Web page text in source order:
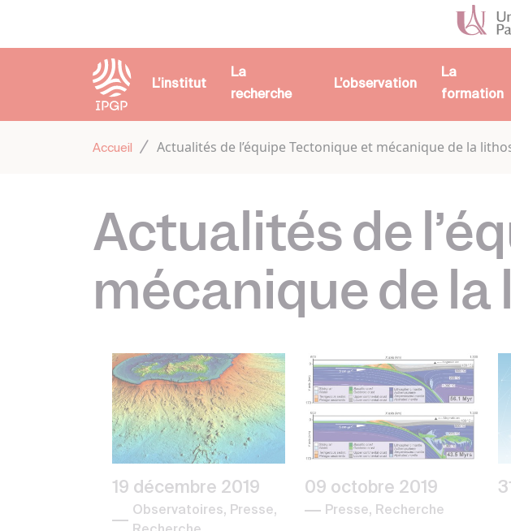
L’institut
La
recherche
L’observation
La
formation
Accueil Actualités de l’équipe Tectonique et mécanique de la
Actualités de
mécanique de
19 décembre 2019
Observatoires, Presse,
09 octobre 2019
Presse, Recherche